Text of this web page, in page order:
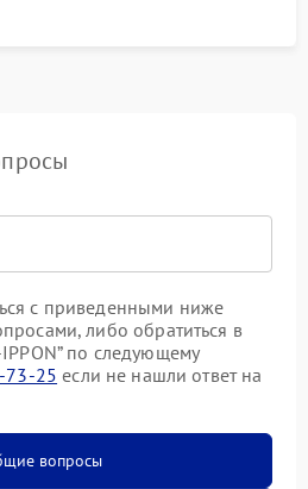
с приведенными ниже
либо обратиться в
по следующему
73-25 если не нашли ответ на
вопросы